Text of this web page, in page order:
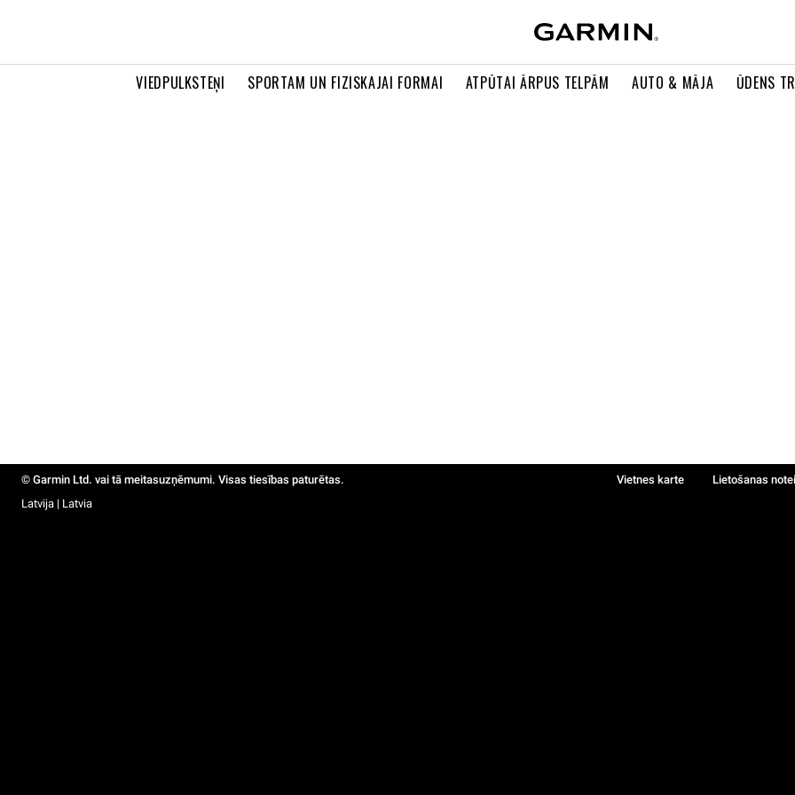
VIEDPULKSTEŅI SPORTAM UN FIZISKAJAI FORMAI ATPŪTAI ĀRPUS TELPĀM AUTO & MĀJA ŪDENS
© Garmin Ltd. vai tā meitasuzņēmumi. Visas tiesības paturētas. Vietnes karte Lietošanas
Latvija | Latvia